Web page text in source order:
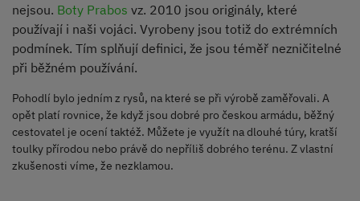
nejsou. Boty Prabos vz. 2010 jsou originály, které
používají i naši vojáci. Vyrobeny jsou totiž do extrémních
podmínek. Tím splňují definici, že jsou téměř nezničitelné
při běžném používání.
Pohodlí bylo jedním z rysů, na které se při výrobě zaměřovali. A
opět platí rovnice, že když jsou dobré pro českou armádu, běžný
cestovatel je ocení taktéž. Můžete je využít na dlouhé túry, kratší
toulky přírodou nebo právě do nepříliš dobrého terénu. Z vlastní
zkušenosti víme, že nezklamou.